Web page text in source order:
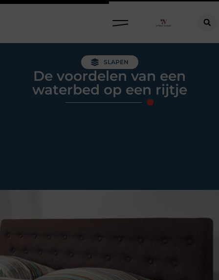
SLAPEN
De voordelen van een
waterbed op een rijtje